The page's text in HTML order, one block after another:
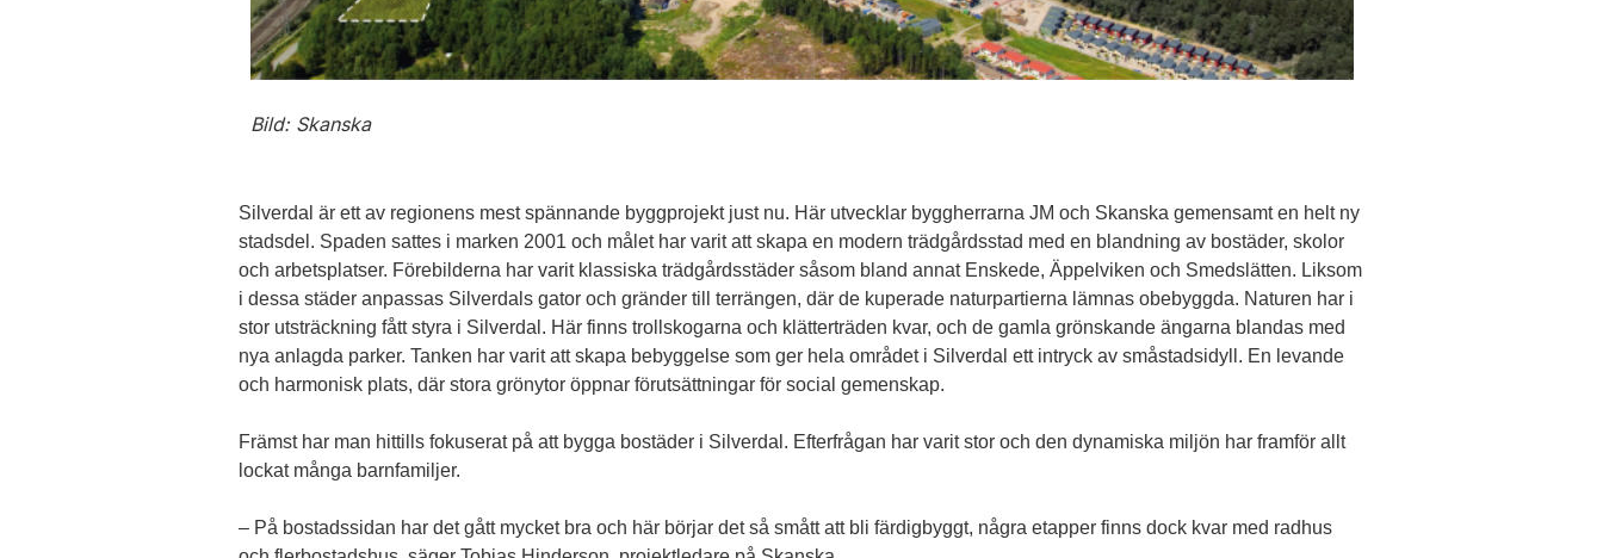
Bild: Skanska
Silverdal är ett av regionens mest spännande byggprojekt just nu. Här utvecklar byggherrarna JM och Skanska gemensamt en helt ny
stadsdel. Spaden sattes i marken 2001 och målet har varit att skapa en modern trädgårdsstad med en blandning av bostäder, skolor
och arbetsplatser. Förebilderna har varit klassiska trädgårdsstäder såsom bland annat Enskede, Äppelviken och Smedslätten. Liksom
i dessa städer anpassas Silverdals gator och gränder till terrängen, där de kuperade naturpartierna lämnas obebyggda. Naturen har i
stor utsträckning fått styra i Silverdal. Här finns trollskogarna och klätterträden kvar, och de gamla grönskande ängarna blandas med
nya anlagda parker. Tanken har varit att skapa bebyggelse som ger hela området i Silverdal ett intryck av småstadsidyll. En levande
och harmonisk plats, där stora grönytor öppnar förutsättningar för social gemenskap.
Främst har man hittills fokuserat på att bygga bostäder i Silverdal. Efterfrågan har varit stor och den dynamiska miljön har framför allt
lockat många barnfamiljer.
– På bostadssidan har det gått mycket bra och här börjar det så smått att bli färdigbyggt, några etapper finns dock kvar med radhus